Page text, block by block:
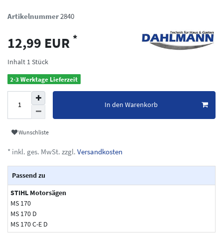
Artikelnummer2840
12,99 EUR *
Inhalt 1 Stück
2-3 Werktage Lieferzeit
In den Warenkorb
Wunschliste
* inkl. ges. MwSt. zzgl. Versandkosten
Passend zu
STIHL Motorsägen
MS 170
MS 170 D
MS 170 C-E D